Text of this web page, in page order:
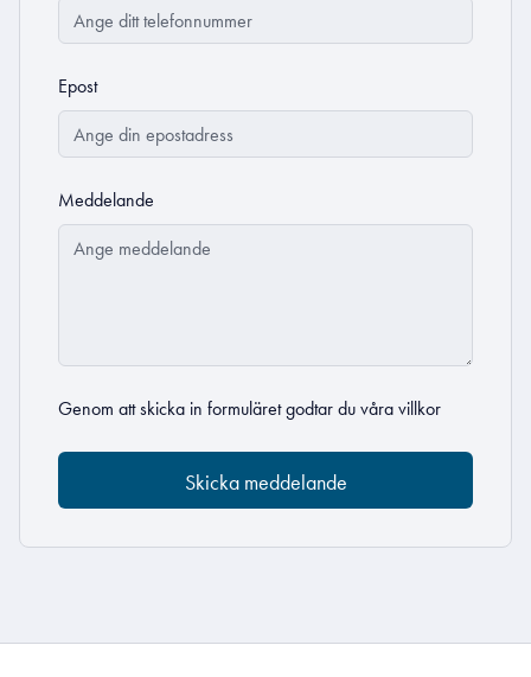
Epost
Meddelande
Genom att skicka in formuläret godtar du våra villkor